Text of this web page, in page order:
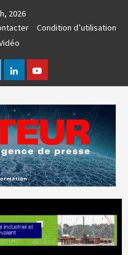
2026
Condition d’utilisation
LinkedinYoutube